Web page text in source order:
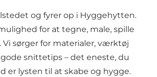
og fyrer op i Hyggehytten.
for at tegne, male, spille
Vi sørger for materialer, værktøj
snittetips – det eneste, du
er lysten til at skabe og hygge.